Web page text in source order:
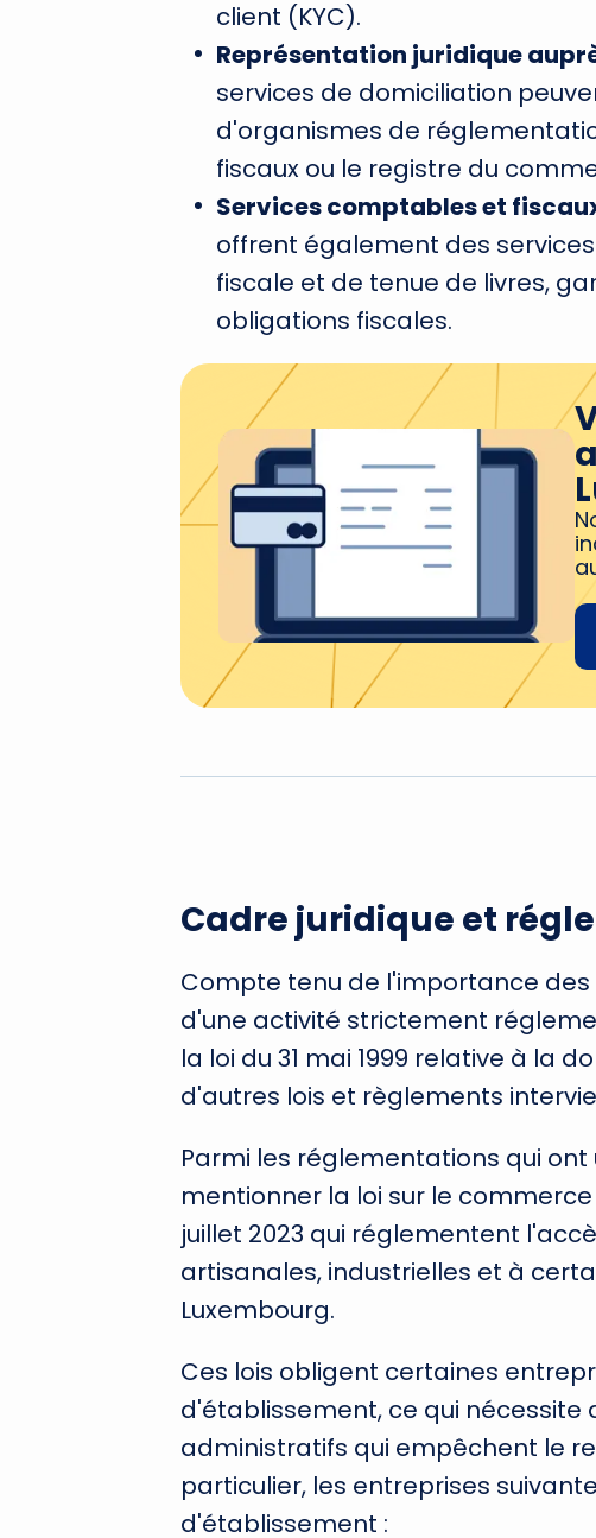
client (KYC).
Représentation juridique
services de domiciliation
d'organismes de
fiscaux ou le registre du
Services comptables et
offrent également des
fiscale et de tenue de livres,
obligations fiscales.
Cadre juridique et
Compte tenu de l'importance
d'une activité strictement
la loi du 31 mai 1999 relative à la
d'autres lois et règlements
Parmi les réglementations qui
mentionner la loi sur le
juillet 2023 qui réglementent
artisanales, industrielles et à
Luxembourg.
Ces lois obligent certaines
d'établissement, ce qui
administratifs qui empêchent le
particulier, les entreprises
d'établissement :